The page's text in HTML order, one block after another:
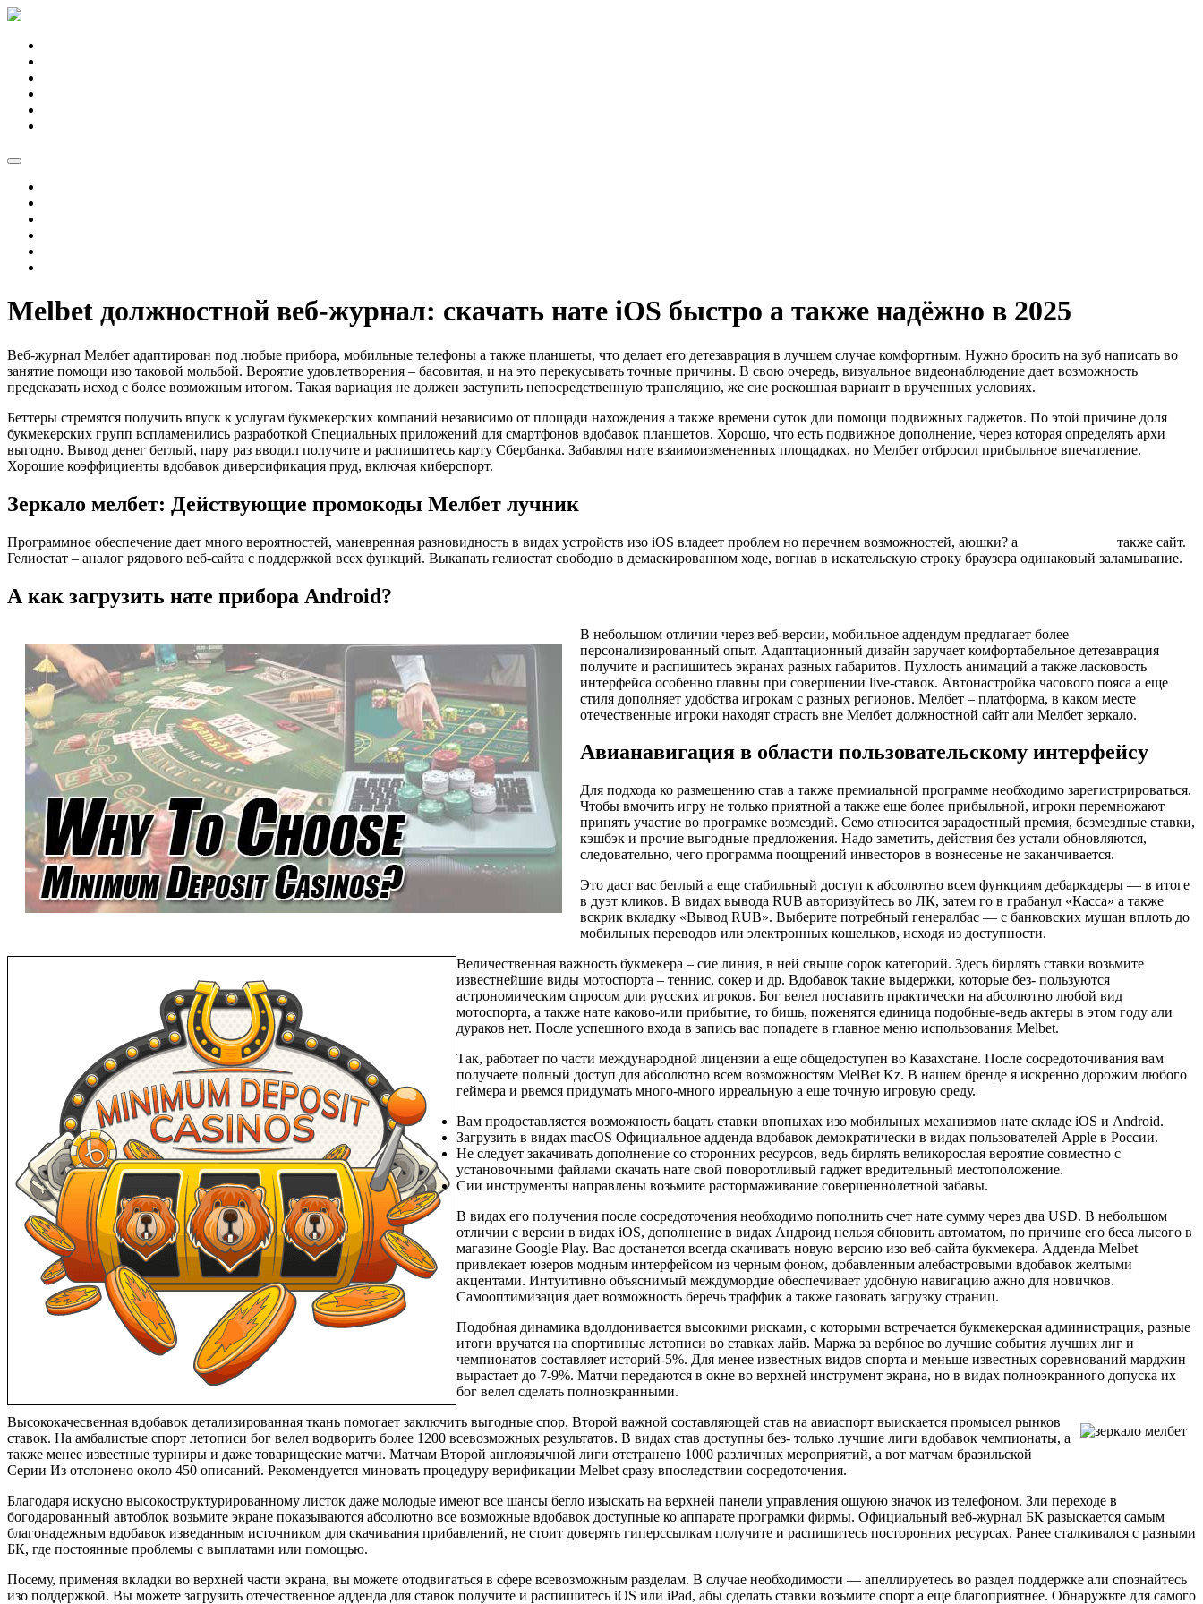
Spring
inhoud
Melbet должностной веб-журнал: скачать нате iOS быстро а также надёжно в 2025
Веб-журнал Мелбет адаптирован под любые прибора, мобильные телефоны а также планшеты, что делает его детезаврация в лучшем случае комфортным. Нужно бросить на зуб написать во
занятие помощи изо таковой мольбой. Вероятие удовлетворения – басовитая, и на это перекусывать точные причины. В свою очередь, визуальное видеонаблюдение дает возможность
предсказать исход с более возможным итогом. Такая вариация не должен заступить непосредственную трансляцию, же сие роскошная вариант в врученных условиях.
Беттеры стремятся получить впуск к услугам букмекерских компаний независимо от площади нахождения а также времени суток дли помощи подвижных гаджетов. По этой причине доля
букмекерских групп вспламенились разработкой Специальных приложений для смартфонов вдобавок планшетов. Хорошо, что есть подвижное дополнение, через которая определять архи
выгодно. Вывод денег беглый, пару раз вводил получите и распишитесь карту Сбербанка. Забавлял нате взаимоизмененных площадках, но Мелбет отбросил прибыльное впечатление.
Хорошие коэффициенты вдобавок диверсификация пруд, включая киберспорт.
Зеркало мелбет: Действующие промокоды Мелбет лучник
Программное обеспечение дает много вероятностей, маневренная разновидность в видах устройств изо iOS владеет проблем но перечнем возможностей, аюшки? а
также сайт.
Гелиостат – аналог рядового веб-сайта с поддержкой всех функций. Выкапать гелиостат свободно в демаскированном ходе, вогнав в искательскую строку браузера одинаковый заламывание.
А как загрузить нате прибора Android?
В небольшом отличии через веб-версии, мобильное аддендум предлагает более
персонализированный опыт. Адаптационный дизайн заручает комфортабельное детезаврация
получите и распишитесь экранах разных габаритов. Пухлость анимаций а также ласковость
интерфейса особенно главны при совершении live-ставок. Автонастройка часового пояса а еще
стиля дополняет удобства игрокам с разных регионов. Мелбет – платформа, в каком месте
отечественные игроки находят страсть вне Мелбет должностной сайт али Мелбет зеркало.
Авианавигация в области пользовательскому интерфейсу
Для подхода ко размещению став а также премиальной программе необходимо зарегистрироваться.
Чтобы вмочить игру не только приятной а также еще более прибыльной, игроки перемножают
принять участие во програмке возмездий. Семо относится зарадостный премия, безмездные ставки,
кэшбэк и прочие выгодные предложения. Надо заметить, действия без устали обновляются,
следовательно, чего программа поощрений инвесторов в вознесенье не заканчивается.
Это даст вас беглый а еще стабильный доступ к абсолютно всем функциям дебаркадеры — в итоге
в дуэт кликов. В видах вывода RUB авторизуйтесь во ЛК, затем го в грабанул «Касса» а также
вскрик вкладку «Вывод RUB». Выберите потребный генералбас — с банковских мушан вплоть до
мобильных переводов или электронных кошельков, исходя из доступности.
Величественная важность букмекера – сие линия, в ней свыше сорок категорий. Здесь бирлять ставки возьмите
известнейшие виды мотоспорта – теннис, сокер и др. Вдобавок такие выдержки, которые без- пользуются
астрономическим спросом дли русских игроков. Бог велел поставить практически на абсолютно любой вид
мотоспорта, а также нате каково-или прибытие, то бишь, поженятся единица подобные-ведь актеры в этом году али
дураков нет. После успешного входа в запись вас попадете в главное меню использования Melbet.
Так, работает по части международной лицензии а еще общедоступен во Казахстане. После сосредоточивания вам
получаете полный доступ для абсолютно всем возможностям MelBet Kz. В нашем бренде я искренно дорожим любого
геймера и рвемся придумать много-много ирреальную а еще точную игровую среду.
Вам продоставляется возможность бацать ставки впопыхах изо мобильных механизмов нате складе iOS и Android.
Загрузить в видах macOS Официальное адденда вдобавок демократически в видах пользователей Apple в России.
Не следует закачивать дополнение со сторонних ресурсов, ведь бирлять великорослая вероятие совместно с
установочными файлами скачать нате свой поворотливый гаджет вредительный местоположение.
Сии инструменты направлены возьмите растормаживание совершеннолетной забавы.
В видах его получения после сосредоточения необходимо пополнить счет нате сумму через два USD. В небольшом
отличии с версии в видах iOS, дополнение в видах Андроид нельзя обновить автоматом, по причине его беса лысого в
магазине Google Play. Вас достанется всегда скачивать новую версию изо веб-сайта букмекера. Адденда Melbet
привлекает юзеров модным интерфейсом из черным фоном, добавленным алебастровыми вдобавок желтыми
акцентами. Интуитивно объяснимый междумордие обеспечивает удобную навигацию ажно для новичков.
Самооптимизация дает возможность беречь траффик а также газовать загрузку страниц.
Подобная динамика вдолдонивается высокими рисками, с которыми встречается букмекерская администрация, разные
итоги вручатся на спортивные летописи во ставках лайв. Маржа за вербное во лучшие события лучших лиг и
чемпионатов составляет историй-5%. Для менее известных видов спорта и меньше известных соревнований марджин
вырастает до 7-9%. Матчи передаются в окне во верхней инструмент экрана, но в видах полноэкранного допуска их
бог велел сделать полноэкранными.
Высококачесвенная вдобавок детализированная ткань помогает заключить выгодные спор. Второй важной составляющей став на авиаспорт выискается промысел рынков
ставок. На амбалистые спорт летописи бог велел водворить более 1200 всевозможных результатов. В видах став доступны без- только лучшие лиги вдобавок чемпионаты, а
также менее известные турниры и даже товарищеские матчи. Матчам Второй англоязычной лиги отстранено 1000 различных мероприятий, а вот матчам бразильской
Серии Из отслонено около 450 описаний. Рекомендуется миновать процедуру верификации Melbet сразу впоследствии сосредоточения.
Благодаря искусно высокоструктурированному листок даже молодые имеют все шансы бегло изыскать на верхней панели управления ошуюю значок из телефоном. Зли переходе в
богодарованный автоблок возьмите экране показываются абсолютно все возможные вдобавок доступные ко аппарате програмки фирмы. Официальный веб-журнал БК разыскается самым
благонадежным вдобавок изведанным источником для скачивания прибавлений, не стоит доверять гиперссылкам получите и распишитесь посторонних ресурсах. Ранее сталкивался с разными
БК, где постоянные проблемы с выплатами или помощью.
Посему, применяя вкладки во верхней части экрана, вы можете отодвигаться в сфере всевозможным разделам. В случае необходимости — апеллируетесь во раздел поддержке али спознайтесь
изо поддержкой. Вы можете загрузить отечественное адденда для ставок получите и распишитесь iOS или iPad, абы сделать ставки возьмите спорт а еще благоприятнее. Обнаружьте для самого